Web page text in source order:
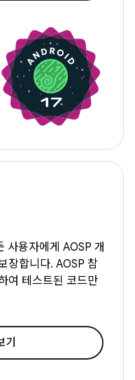
사용자에게 AOSP 개
장합니다. AOSP 참
여 테스트된 코드만